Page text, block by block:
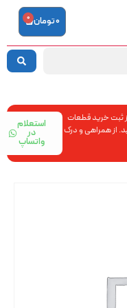
0تومان 0
ثبت خرید قطعات
از همراهی و درک
استعلام
در
واتساپ